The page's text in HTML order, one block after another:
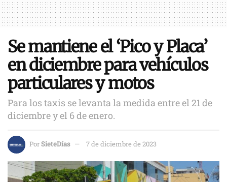
Se mantiene el ‘Pico y Placa’
en diciembre para vehículos
particulares y motos
Para los taxis se levanta la medida entre el 21 de
diciembre y el 6 de enero.
PorSieteDías 7 de diciembre de 2023